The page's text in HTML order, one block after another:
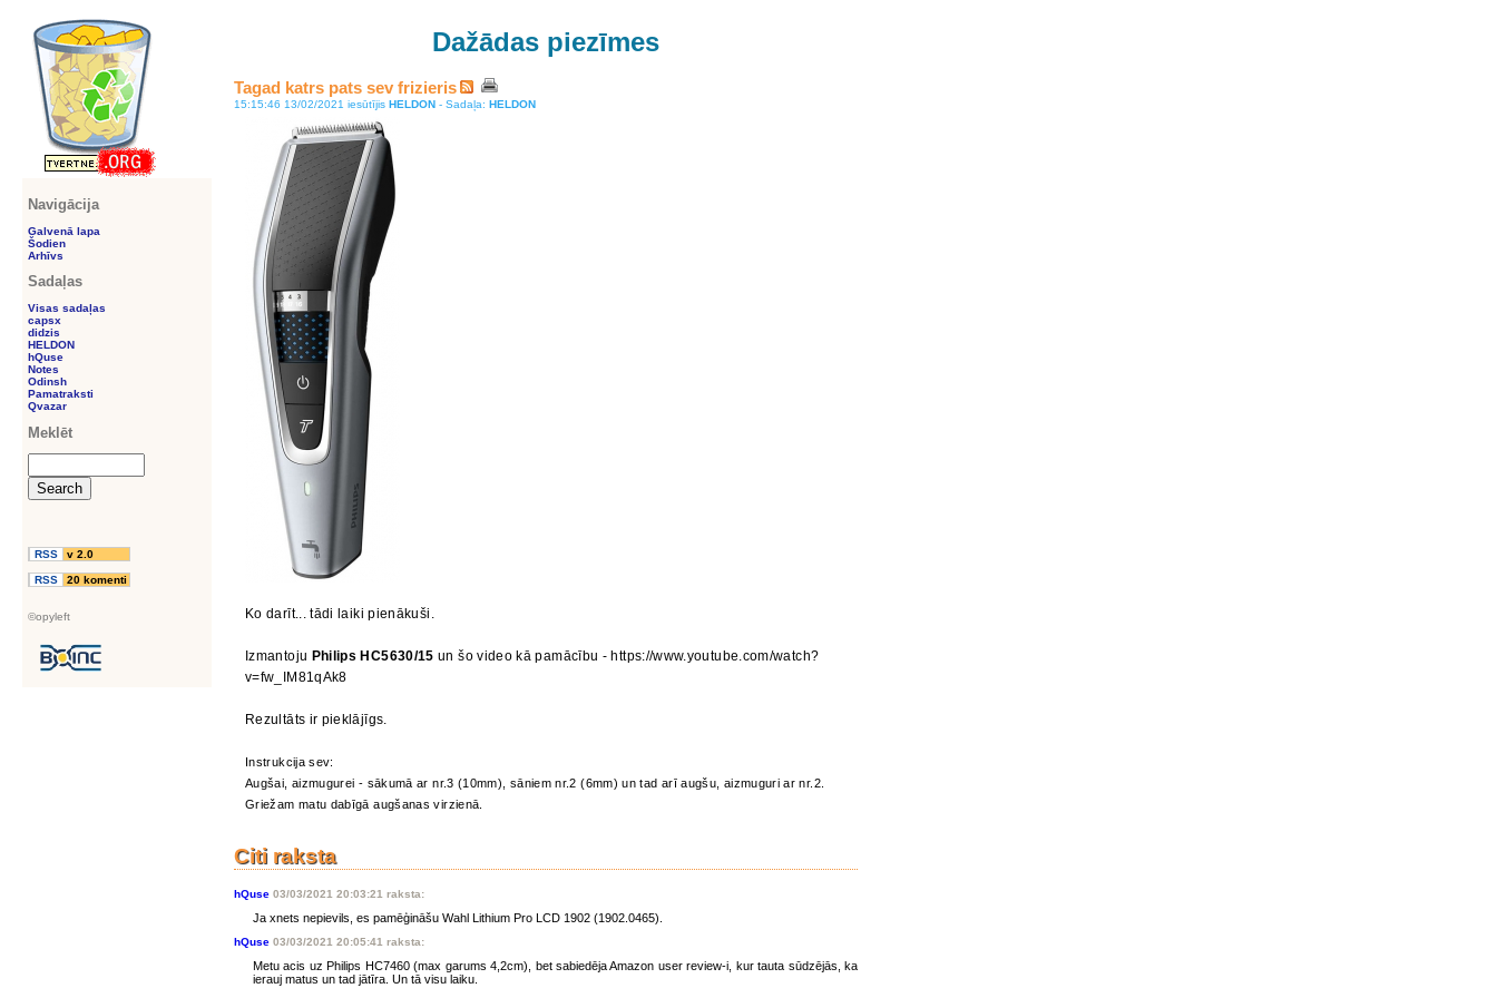
Dažādas piezīmes
Tagad katrs pats sev frizieris
15:15:46 13/02/2021 iesūtījis HELDON - Sadaļa: HELDON
Ko darīt... tādi laiki pienākuši.
Izmantoju Philips HC5630/15 un šo video kā pamācību - https://www.youtube.com/watch?
v=fw_IM81qAk8
Rezultāts ir pieklājīgs.
Instrukcija sev:
Augšai, aizmugurei - sākumā ar nr.3 (10mm), sāniem nr.2 (6mm) un tad arī augšu, aizmuguri ar nr.2.
Griežam matu dabīgā augšanas virzienā.
Citi raksta
hQuse 03/03/2021 20:03:21 raksta:
Ja xnets nepievils, es pamēģināšu Wahl Lithium Pro LCD 1902 (1902.0465).
hQuse 03/03/2021 20:05:41 raksta:
Metu acis uz Philips HC7460 (max garums 4,2cm), bet sabiedēja Amazon user review-i, kur tauta sūdzējās, ka
ierauj matus un tad jātīra. Un tā visu laiku.
Navigācija
Galvenā lapa
Šodien
Arhīvs
Sadaļas
Visas sadaļas
capsx
didzis
HELDON
hQuse
Notes
Odinsh
Pamatraksti
Qvazar
Meklēt
RSS v 2.0
RSS 20 komenti
©opyleft